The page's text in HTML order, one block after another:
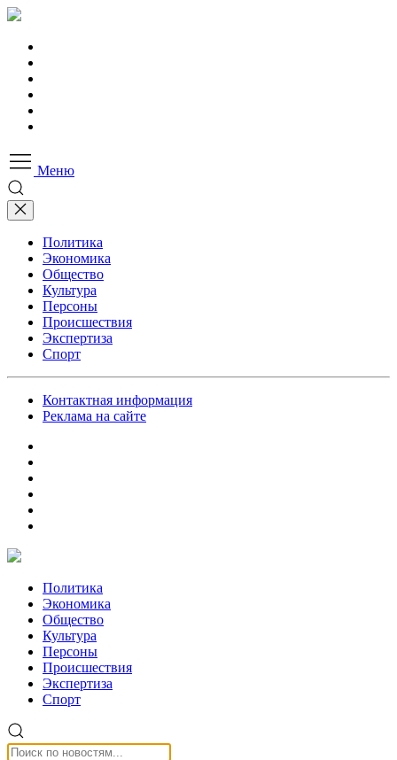
Меню
Политика
Экономика
Общество
Культура
Персоны
Происшествия
Экспертиза
Спорт
Контактная информация
Реклама на сайте
Политика
Экономика
Общество
Культура
Персоны
Происшествия
Экспертиза
Спорт